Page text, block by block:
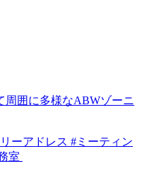
周囲に多様なABWゾーニ
ーアドレス #ミーティン
室